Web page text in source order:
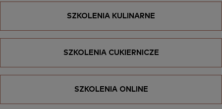
SZKOLENIA KULINARNE
SZKOLENIA CUKIERNICZE
SZKOLENIA ONLINE